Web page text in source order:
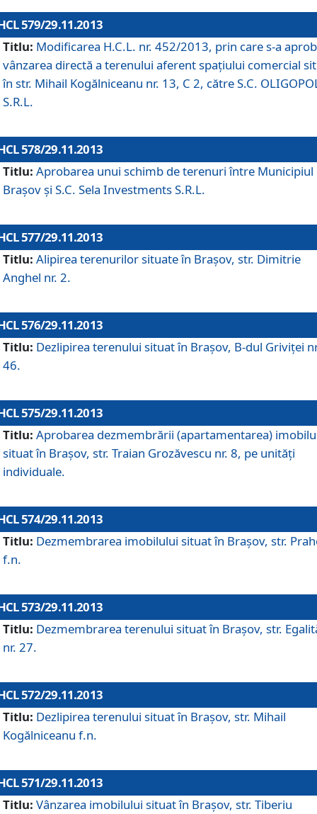
579/29.11.2013
Titlu: Modificarea H.C.L. nr. 452/2013, prin care s-a
vânzarea directă a terenului aferent spaţiului comercial
în str. Mihail Kogălniceanu nr. 13, C 2, către S.C.
S.R.L.
578/29.11.2013
Titlu: Aprobarea unui schimb de terenuri între Municipiul
Braşov şi S.C. Sela Investments S.R.L.
577/29.11.2013
Titlu: Alipirea terenurilor situate în Braşov, str. Dimitrie
Anghel nr. 2.
576/29.11.2013
Titlu: Dezlipirea terenului situat în Braşov, B-dul Griviţei
46.
575/29.11.2013
Titlu: Aprobarea dezmembrării (apartamentarea)
situat în Braşov, str. Traian Grozăvescu nr. 8, pe unităţi
individuale.
574/29.11.2013
Titlu: Dezmembrarea imobilului situat în Braşov, str.
f.n.
573/29.11.2013
Titlu: Dezmembrarea terenului situat în Braşov, str.
nr. 27.
572/29.11.2013
Titlu: Dezlipirea terenului situat în Braşov, str. Mihail
Kogălniceanu f.n.
571/29.11.2013
Titlu: Vânzarea imobilului situat în Braşov, str. Tiberiu